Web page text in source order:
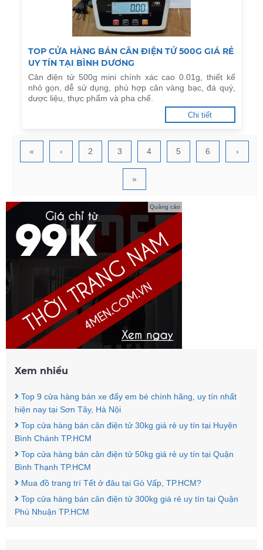
TOP CỬA HÀNG BÁN CÂN ĐIỆN TỬ 500G GIÁ RẺ
UY TÍN TẠI BÌNH DƯƠNG
Cân điện tử 500g mini chính xác cao 0.01g, thiết kế
nhỏ gọn, dễ sử dụng, phù hợp cân vàng bạc, đá quý,
dược liệu, thực phẩm và pha chế.
Chi tiết
« ‹ 2 3 4 5 6 ›
»
Quảng cáo
Xem nhiều
Top 9 cửa hàng bán xe đẩy em bé chính hãng, uy tín nhất
hiện nay tại Sơn Tây, Hà Nội
Top cửa hàng bán cân điện tử 30kg giá rẻ uy tín tại Huyện
Bình Chánh TP.HCM
Top cửa hàng bán cân điện tử 50kg giá rẻ uy tín tại Quận
Bình Thạnh TP.HCM
Mua đồ trang trí Tết ở đâu tại Gò Vấp, TP.HCM?
Top cửa hàng bán cân điện tử 300kg giá rẻ uy tín tại Quận
Phú Nhuận TP.HCM